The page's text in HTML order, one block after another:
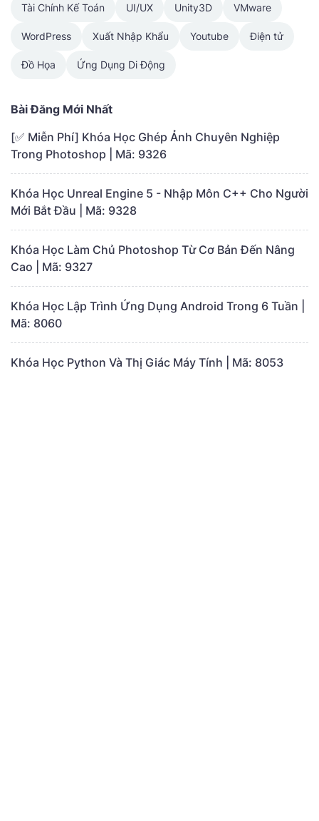
Tài Chính Kế Toán UI/UX Unity3D VMware
WordPress Xuất Nhập Khẩu Youtube Điện tử
Đồ Họa Ứng Dụng Di Động
Bài Đăng Mới Nhất
[✅ Miễn Phí] Khóa Học Ghép Ảnh Chuyên Nghiệp
Trong Photoshop | Mã: 9326
Khóa Học Unreal Engine 5 - Nhập Môn C++ Cho Người
Mới Bắt Đầu | Mã: 9328
Khóa Học Làm Chủ Photoshop Từ Cơ Bản Đến Nâng
Cao | Mã: 9327
Khóa Học Lập Trình Ứng Dụng Android Trong 6 Tuần |
Mã: 8060
Khóa Học Python Và Thị Giác Máy Tính | Mã: 8053